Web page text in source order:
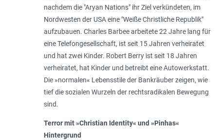
nachdem die "Aryan Nations" ihr Ziel verkündeten, im
Nordwesten der USA eine "Weiße Christliche Republik"
aufzubauen. Charles Barbee arbeitete 22 Jahre lang für
eine Telefongesellschaft, ist seit 15 Jahren verheiratet
und hat zwei Kinder. Robert Berry ist seit 18 Jahren
verheiratet, hat Kinder und betreibt eine Autowerkstatt.
Die »normalen« Lebensstile der Bankräuber zeigen, wie
tief die sozialen Wurzeln der rechtsradikalen Bewegung
sind.
Terror mit »Christian Identity« und »Pinhas«
Hintergrund